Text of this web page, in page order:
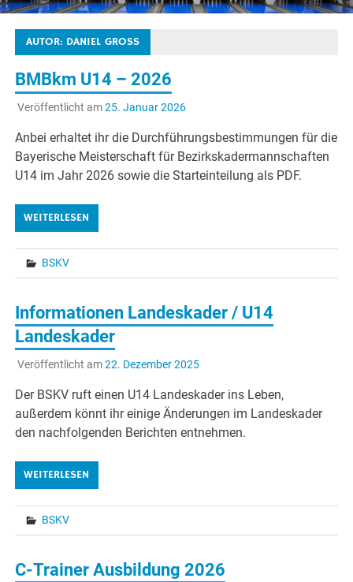
AUTOR: DANIEL GROSS
BMBkm U14 – 2026
Veröffentlicht am25. Januar 2026
Anbei erhaltet ihr die Durchführungsbestimmungen für die
Bayerische Meisterschaft für Bezirkskadermannschaften
U14 im Jahr 2026 sowie die Starteinteilung als PDF.
WEITERLESEN
BSKV
Informationen Landeskader / U14
Landeskader
Veröffentlicht am22. Dezember 2025
Der BSKV ruft einen U14 Landeskader ins Leben,
außerdem könnt ihr einige Änderungen im Landeskader
den nachfolgenden Berichten entnehmen.
WEITERLESEN
BSKV
C-Trainer Ausbildung 2026